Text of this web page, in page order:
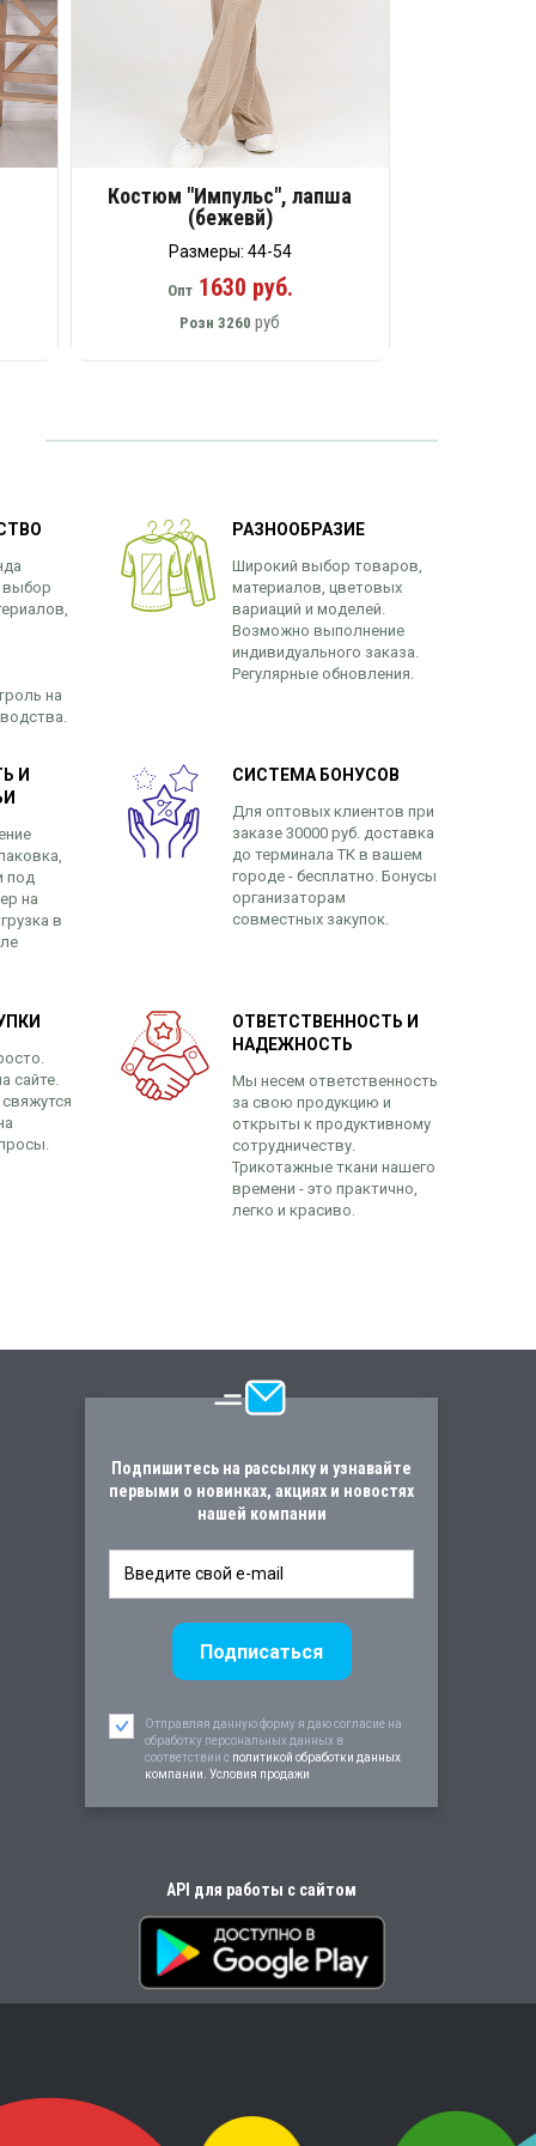
Костюм "Импульс", лапша
(бежевй)
Размеры: 44-54
Опт1630 руб.
Розн 3260 руб
выбор
на
РАЗНООБРАЗИЕ
Широкий выбор товаров,
материалов, цветовых
вариаций и моделей.
Возможно выполнение
индивидуального заказа.
Регулярные обновления.
И
под
на
в
СИСТЕМА БОНУСОВ
Для оптовых клиентов при
заказе 30000 руб. доставка
до терминала ТК в вашем
городе - бесплатно. Бонусы
организаторам
совместных закупок.
сайте.
ОТВЕТСТВЕННОСТЬ И
НАДЕЖНОСТЬ
Мы несем ответственность
за свою продукцию и
открыты к продуктивному
сотрудничеству.
Трикотажные ткани нашего
времени - это практично,
легко и красиво.
Подпишитесь на рассылку и узнавайте
первыми о новинках, акциях и новостях
нашей компании
Отправляя данную форму я даю согласие на
обработку персональных данных в
соответствии c политикой обработки данных
компании. Условия продажи
API для работы с сайтом